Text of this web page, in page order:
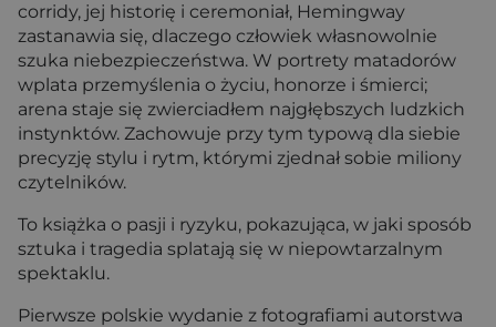
corridy, jej historię i ceremoniał, Hemingway
zastanawia się, dlaczego człowiek własnowolnie
szuka niebezpieczeństwa. W portrety matadorów
wplata przemyślenia o życiu, honorze i śmierci;
arena staje się zwierciadłem najgłębszych ludzkich
instynktów. Zachowuje przy tym typową dla siebie
precyzję stylu i rytm, którymi zjednał sobie miliony
czytelników.
To książka o pasji i ryzyku, pokazująca, w jaki sposób
sztuka i tragedia splatają się w niepowtarzalnym
spektaklu.
Pierwsze polskie wydanie z fotografiami autorstwa